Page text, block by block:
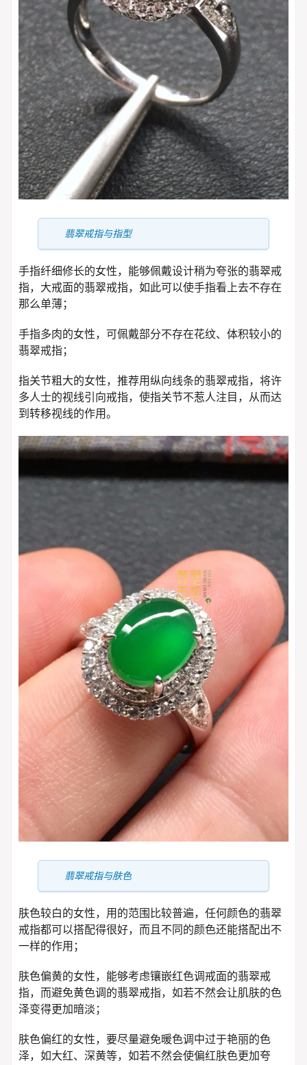
翡翠戒指与指型
手指纤细修长的女性，能够佩戴设计稍为夸张的翡翠戒
指，大戒面的翡翠戒指，如此可以使手指看上去不存在
那么单薄；
手指多肉的女性，可佩戴部分不存在花纹、体积较小的
翡翠戒指；
指关节粗大的女性，推荐用纵向线条的翡翠戒指，将许
多人士的视线引向戒指，使指关节不惹人注目，从而达
到转移视线的作用。
翡翠戒指与肤色
肤色较白的女性，用的范围比较普遍，任何颜色的翡翠
戒指都可以搭配得很好，而且不同的颜色还能搭配出不
一样的作用；
肤色偏黄的女性，能够考虑镶嵌红色调戒面的翡翠戒
指，而避免黄色调的翡翠戒指，如若不然会让肌肤的色
泽变得更加暗淡；
肤色偏红的女性，要尽量避免暖色调中过于艳丽的色
泽，如大红、深黄等，如若不然会使偏红肤色更加夸